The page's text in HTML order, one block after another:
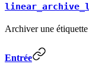
Archiver une
Entrée